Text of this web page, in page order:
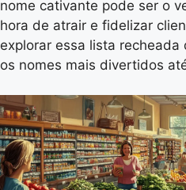
nome cativante pode ser o
hora de atrair e fidelizar
explorar essa lista
os nomes mais divertidos